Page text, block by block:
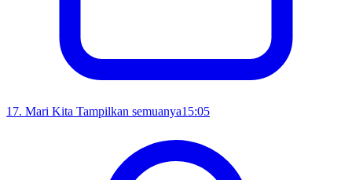
17. Mari Kita Tampilkan semuanya15:05